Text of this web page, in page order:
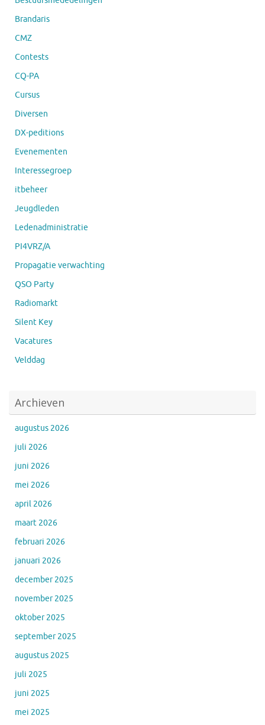
Brandaris
CMZ
Contests
CQ-PA
Cursus
Diversen
DX-peditions
Evenementen
Interessegroep
itbeheer
Jeugdleden
Ledenadministratie
PI4VRZ/A
Propagatie verwachting
QSO Party
Radiomarkt
Silent Key
Vacatures
Velddag
Archieven
augustus 2026
juli 2026
juni 2026
mei 2026
april 2026
maart 2026
februari 2026
januari 2026
december 2025
november 2025
oktober 2025
september 2025
augustus 2025
juli 2025
juni 2025
mei 2025